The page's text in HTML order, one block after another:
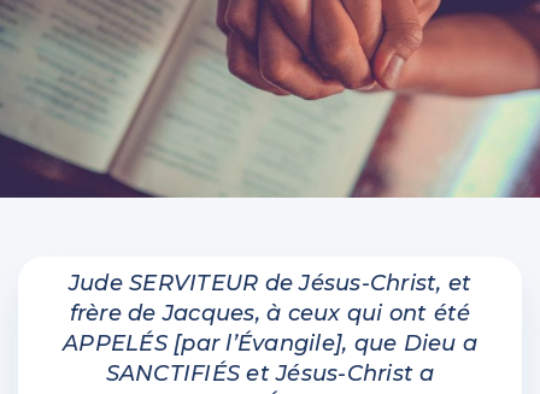
Relationnel
Vidéos
Jude SERVITEUR de Jésus-Christ, et
frère de Jacques, à ceux qui ont été
APPELÉS [par l’Évangile], que Dieu a
SANCTIFIÉS et Jésus-Christ a